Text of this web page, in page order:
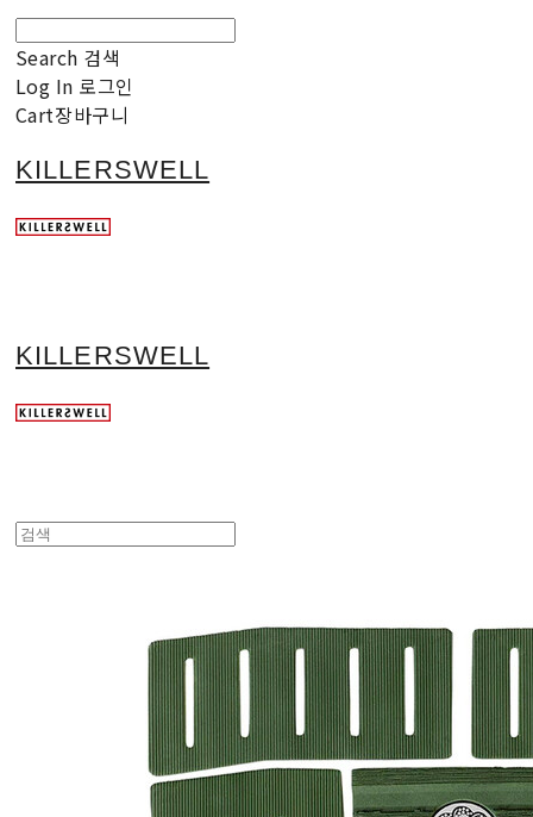
Search 검색
Log In 로그인
Cart장바구니
KILLERSWELL
KILLERSWELL